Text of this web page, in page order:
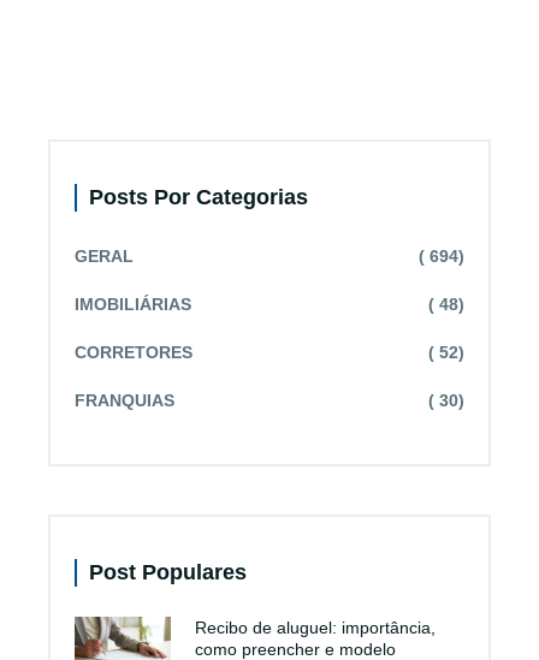
Posts Por Categorias
GERAL ( 694)
IMOBILIÁRIAS ( 48)
CORRETORES ( 52)
FRANQUIAS ( 30)
Post Populares
Recibo de aluguel: importância,
como preencher e modelo